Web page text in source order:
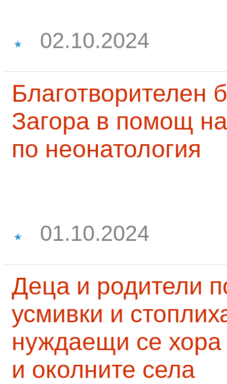
02.10.2024
Благотворителен
Загора в помощ
по неонатология
01.10.2024
Деца и родители
усмивки и
нуждаещи се
и околните села